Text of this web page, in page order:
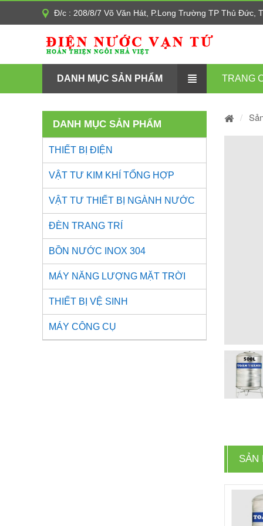
Đ/c : 208/8/7 Võ Văn Hát, P.Long Trường TP Thủ Đức,
DANH MỤC SẢN PHẨM TRANG
SẢN
DANH MỤC SẢN PHẨM
THIẾT BỊ ĐIỆN
VẬT TƯ KIM KHÍ TỔNG HỢP
VẬT TƯ THIẾT BỊ NGÀNH NƯỚC
ĐÈN TRANG TRÍ
BỒN NƯỚC INOX 304
MÁY NĂNG LƯỢNG MẶT TRỜI
THIẾT BỊ VỆ SINH
MÁY CÔNG CỤ